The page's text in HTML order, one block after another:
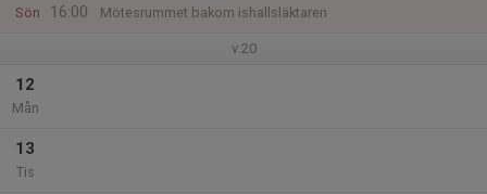
Sön
16:00
Mötesrummet bakom ishallsläktaren
v.20
12
Mån
13
Tis